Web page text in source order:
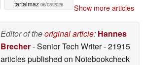
tartalmaz 06/03/2026 Show more articles
Editor of theoriginal article: Hannes
Brecher- Senior Tech Writer- 21915
articles published on Notebookcheck